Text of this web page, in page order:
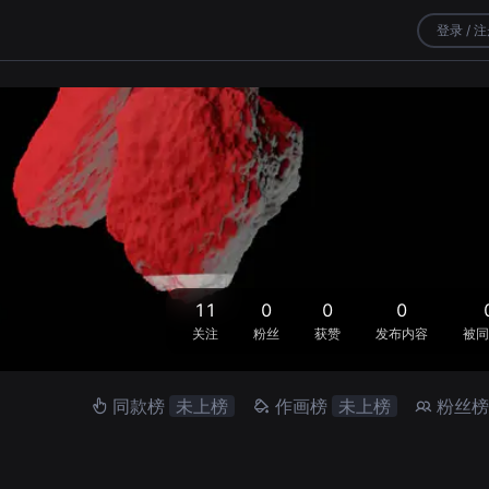
登录 /
11
关注
0
粉丝
0
获赞
0
发布内容 被
同款榜 未上榜 作画榜 未上榜 粉丝榜